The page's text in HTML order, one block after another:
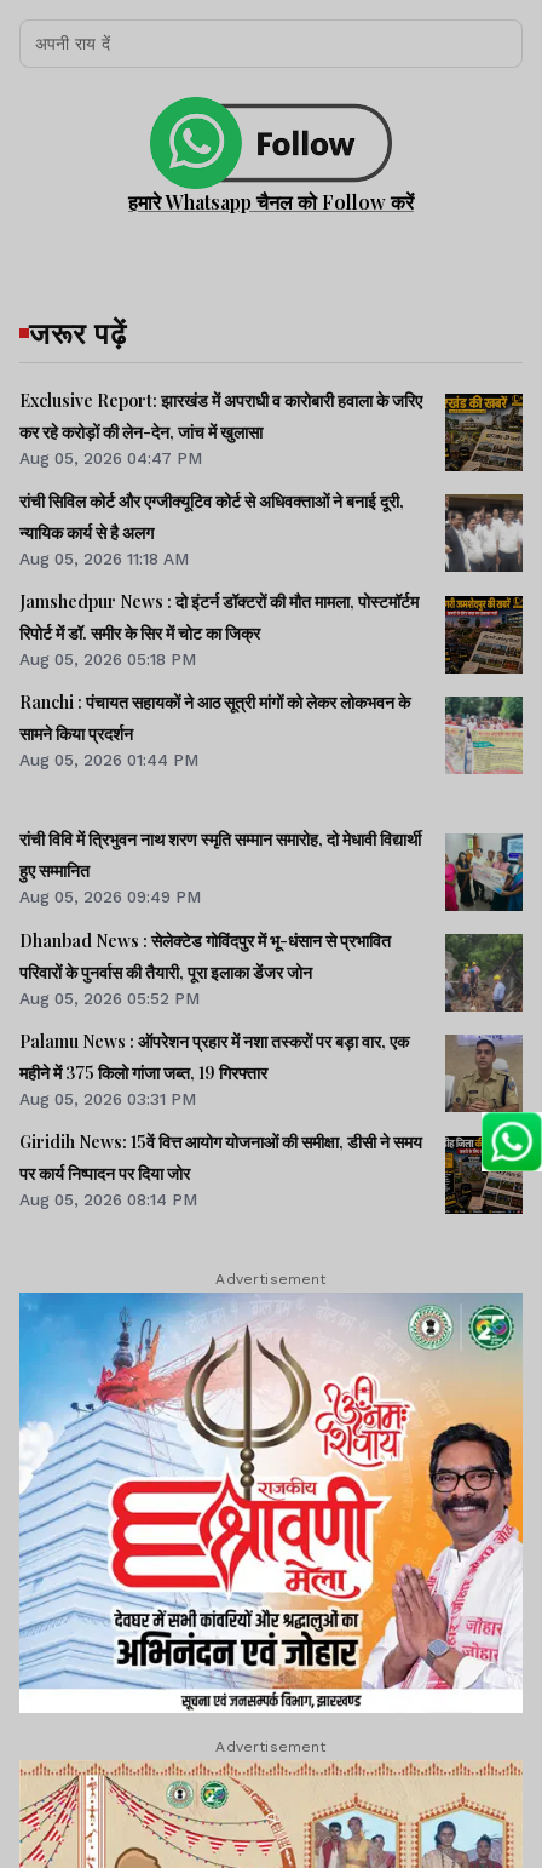
हमारे Whatsapp चैनल को Follow करें
जरूर पढ़ें
Exclusive Report: झारखंड में अपराधी व कारोबारी हवाला के जरिए
कर रहे करोड़ों की लेन-देन, जांच में खुलासा
Aug 05, 2026 04:47 PM
रांची सिविल कोर्ट और एग्जीक्यूटिव कोर्ट से अधिवक्ताओं ने बनाई दूरी,
न्यायिक कार्य से है अलग
Aug 05, 2026 11:18 AM
Jamshedpur News : दो इंटर्न डॉक्टरों की मौत मामला, पोस्टमॉर्टम
रिपोर्ट में डॉ. समीर के सिर में चोट का जिक्र
Aug 05, 2026 05:18 PM
Ranchi : पंचायत सहायकों ने आठ सूत्री मांगों को लेकर लोकभवन के
सामने किया प्रदर्शन
Aug 05, 2026 01:44 PM
रांची विवि में त्रिभुवन नाथ शरण स्मृति सम्मान समारोह, दो मेधावी विद्यार्थी
हुए सम्मानित
Aug 05, 2026 09:49 PM
Dhanbad News : सेलेक्टेड गोविंदपुर में भू-धंसान से प्रभावित
परिवारों के पुनर्वास की तैयारी, पूरा इलाका डेंजर जोन
Aug 05, 2026 05:52 PM
Palamu News : ऑपरेशन प्रहार में नशा तस्करों पर बड़ा वार, एक
महीने में 375 किलो गांजा जब्त, 19 गिरफ्तार
Aug 05, 2026 03:31 PM
Giridih News: 15वें वित्त आयोग योजनाओं की समीक्षा, डीसी ने समय
पर कार्य निष्पादन पर दिया जोर
Aug 05, 2026 08:14 PM
Advertisement
Advertisement